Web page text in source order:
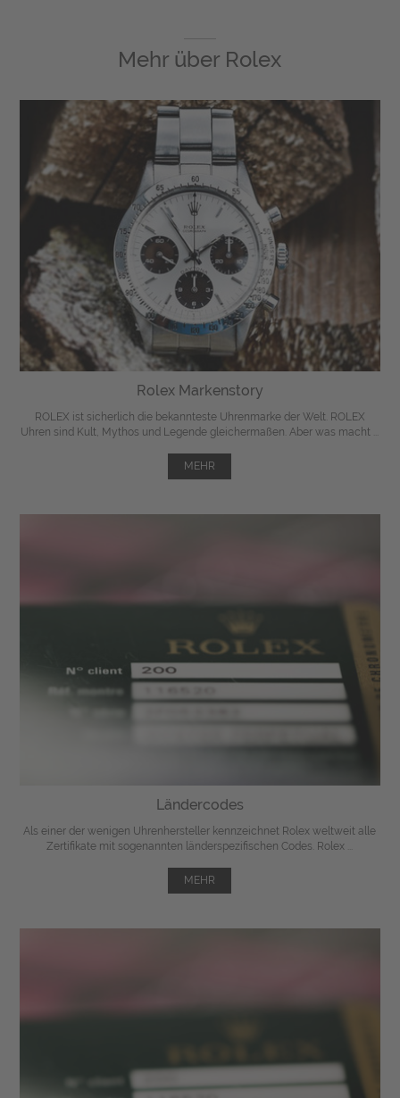
Mehr über Rolex
Rolex Markenstory
ROLEX ist sicherlich die bekannteste Uhrenmarke der Welt. ROLEX
Uhren sind Kult, Mythos und Legende gleichermaßen. Aber was macht ...
MEHR
Ländercodes
Als einer der wenigen Uhrenhersteller kennzeichnet Rolex weltweit alle
Zertifikate mit sogenannten länderspezifischen Codes. Rolex ...
MEHR